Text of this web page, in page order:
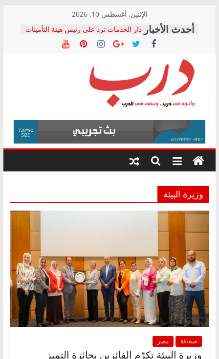
content
الإثنين, أغسطس 10, 2026
المجلس القومي لحقوق الإنسان يعلن
متابعة قضية الدكتور محمد زهران.. ويؤكد:
قرينة البراءة وضمانات المحاكمة العادلة
دار الخدمات ترد على رئيس هيئة التأمينات
بعد مؤتمره الصحفي: إنكار الأزمة لا ينهي
معاناة أصحاب المعاشات.. ونطالب بكشف
الشركة المنفذة
فرحات سليمان يكتب: القطاع الصحي إلى
حزب التحالف الشعبي يطلق لجنة “الحق
في الصحة” بالإسكندرية لرصد الانتهاكات
ودعم المرضى
صور .. اعتماد الرسومات النهائية للقرار
الوزاري لمدينة الصحفيين.. وانتهاء أعمال
درب
وأتوه
درب..
وتبقى
هي
وزيرة البيئة
صحافة مصر
وزيرة البيئة تكرّم الفائزين بجائزة التميز